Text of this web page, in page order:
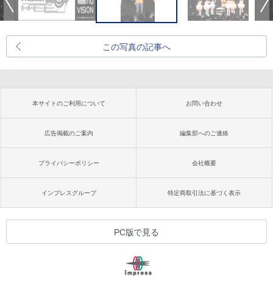
この写真の記事へ
本サイトのご利用について お問い合わせ
広告掲載のご案内 編集部へのご連絡
プライバシーポリシー 会社概要
インプレスグループ 特定商取引法に基づく表示
PC版で見る